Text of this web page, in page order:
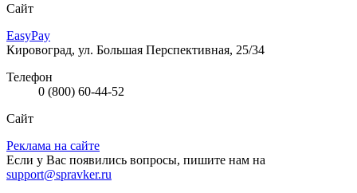
Сайт
EasyPay
Кировоград, ул. Большая Перспективная, 25/34
Телефон
0 (800) 60-44-52
Сайт
Реклама на сайте
Если у Вас появились вопросы, пишите нам на
support@spravker.ru